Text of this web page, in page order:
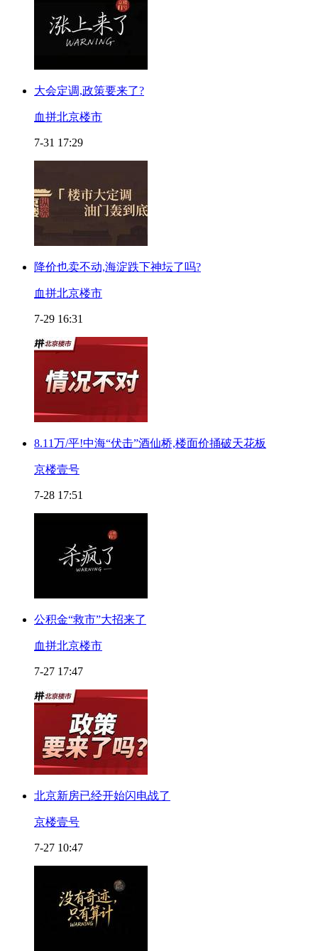
大会定调,政策要来了?
血拼北京楼市
7-31 17:29
降价也卖不动,海淀跌下神坛了吗?
血拼北京楼市
7-29 16:31
8.11万/平!中海“伏击”酒仙桥,楼面价捅破天花板
京楼壹号
7-28 17:51
公积金“救市”大招来了
血拼北京楼市
7-27 17:47
北京新房已经开始闪电战了
京楼壹号
7-27 10:47